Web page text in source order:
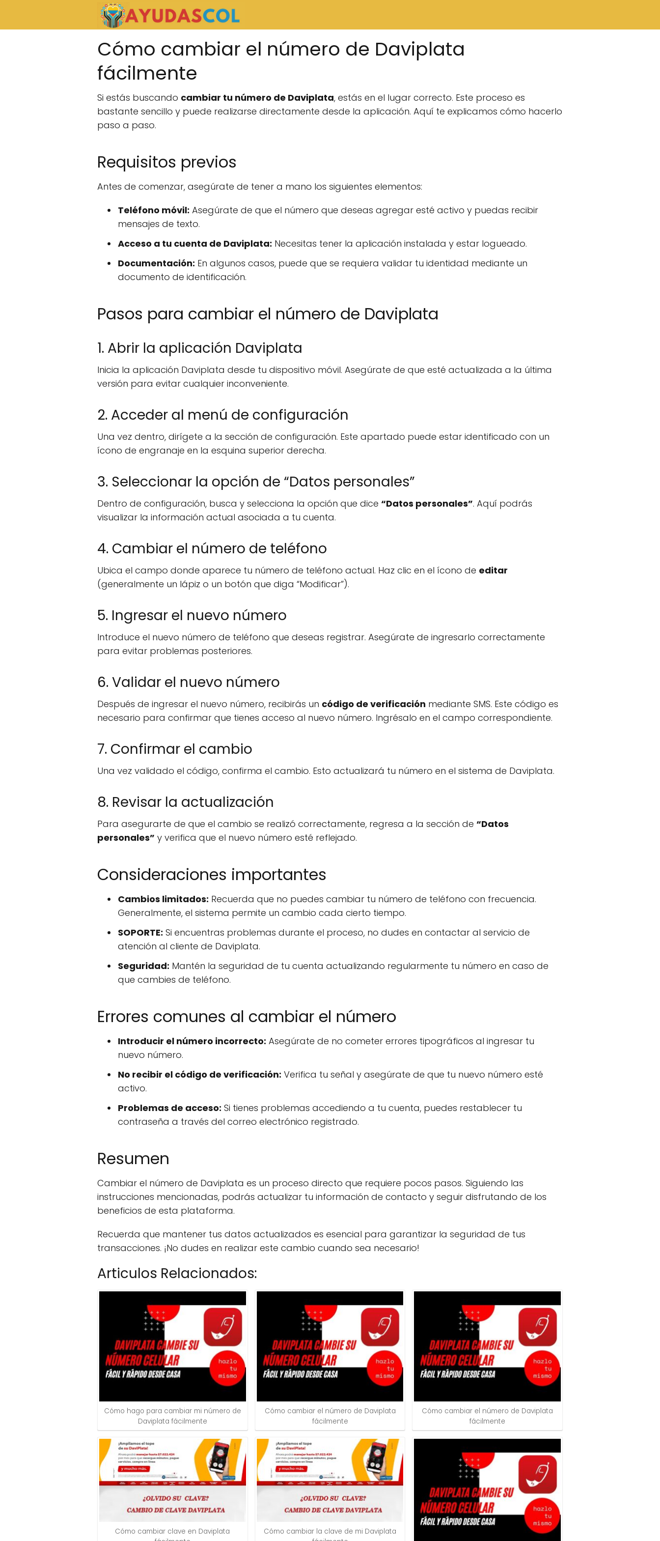
Cómo cambiar el número de Daviplata
fácilmente
Si estás buscando cambiar tu número de Daviplata, estás en el lugar correcto. Este proceso es
bastante sencillo y puede realizarse directamente desde la aplicación. Aquí te explicamos cómo hacerlo
paso a paso.
Requisitos previos
Antes de comenzar, asegúrate de tener a mano los siguientes elementos:
Teléfono móvil: Asegúrate de que el número que deseas agregar esté activo y puedas recibir
mensajes de texto.
Acceso a tu cuenta de Daviplata: Necesitas tener la aplicación instalada y estar logueado.
Documentación: En algunos casos, puede que se requiera validar tu identidad mediante un
documento de identificación.
Pasos para cambiar el número de Daviplata
1. Abrir la aplicación Daviplata
Inicia la aplicación Daviplata desde tu dispositivo móvil. Asegúrate de que esté actualizada a la última
versión para evitar cualquier inconveniente.
2. Acceder al menú de configuración
Una vez dentro, dirígete a la sección de configuración. Este apartado puede estar identificado con un
ícono de engranaje en la esquina superior derecha.
3. Seleccionar la opción de “Datos personales”
Dentro de configuración, busca y selecciona la opción que dice “Datos personales”. Aquí podrás
visualizar la información actual asociada a tu cuenta.
4. Cambiar el número de teléfono
Ubica el campo donde aparece tu número de teléfono actual. Haz clic en el ícono de editar
(generalmente un lápiz o un botón que diga “Modificar”).
5. Ingresar el nuevo número
Introduce el nuevo número de teléfono que deseas registrar. Asegúrate de ingresarlo correctamente
para evitar problemas posteriores.
6. Validar el nuevo número
Después de ingresar el nuevo número, recibirás un código de verificación mediante SMS. Este código es
necesario para confirmar que tienes acceso al nuevo número. Ingrésalo en el campo correspondiente.
7. Confirmar el cambio
Una vez validado el código, confirma el cambio. Esto actualizará tu número en el sistema de Daviplata.
8. Revisar la actualización
Para asegurarte de que el cambio se realizó correctamente, regresa a la sección de “Datos
personales” y verifica que el nuevo número esté reflejado.
Consideraciones importantes
Cambios limitados: Recuerda que no puedes cambiar tu número de teléfono con frecuencia.
Generalmente, el sistema permite un cambio cada cierto tiempo.
SOPORTE: Si encuentras problemas durante el proceso, no dudes en contactar al servicio de
atención al cliente de Daviplata.
Seguridad: Mantén la seguridad de tu cuenta actualizando regularmente tu número en caso de
que cambies de teléfono.
Errores comunes al cambiar el número
Introducir el número incorrecto: Asegúrate de no cometer errores tipográficos al ingresar tu
nuevo número.
No recibir el código de verificación: Verifica tu señal y asegúrate de que tu nuevo número esté
activo.
Problemas de acceso: Si tienes problemas accediendo a tu cuenta, puedes restablecer tu
contraseña a través del correo electrónico registrado.
Resumen
Cambiar el número de Daviplata es un proceso directo que requiere pocos pasos. Siguiendo las
instrucciones mencionadas, podrás actualizar tu información de contacto y seguir disfrutando de los
beneficios de esta plataforma.
Recuerda que mantener tus datos actualizados es esencial para garantizar la seguridad de tus
transacciones. ¡No dudes en realizar este cambio cuando sea necesario!
Articulos Relacionados:
Cómo hago para cambiar mi número de
Daviplata fácilmente
Cómo cambiar clave en Daviplata
Cómo cambiar el número de Daviplata
fácilmente
Cómo cambiar la clave de mi Daviplata
Cómo cambiar el número de Daviplata
fácilmente